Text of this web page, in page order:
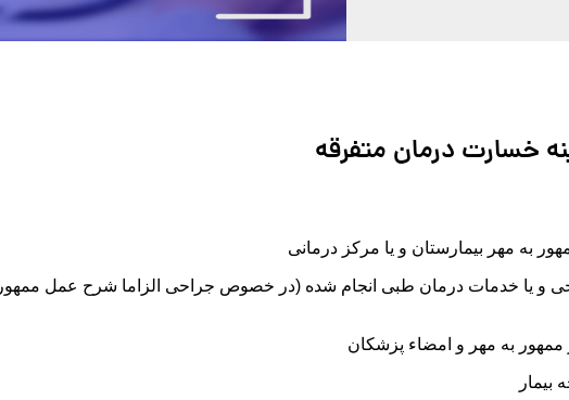
خسارت درمان متفرقه
به مهر بیمارستان و یا مرکز درمانی
و یا خدمات درمان طبی انجام شده (در خصوص جراحی الزاما شرح عمل ممهور
به مهر و امضاء پزشکان